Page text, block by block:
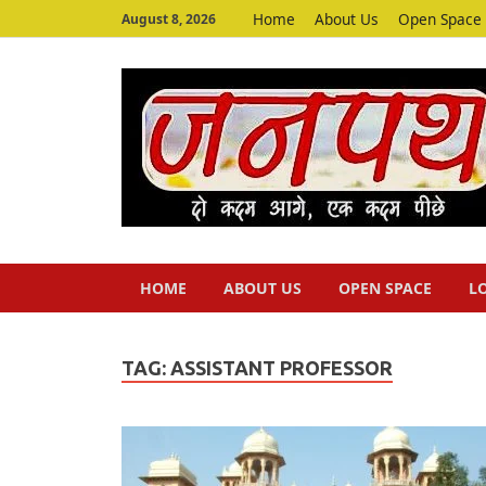
August 8, 2026 Home About Us Open Space
HOME ABOUT US OPEN SPACE
TAG: ASSISTANT PROFESSOR